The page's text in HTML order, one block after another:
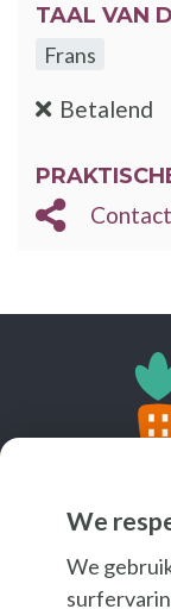
We
We
TAAL VAN
Frans
Betalend